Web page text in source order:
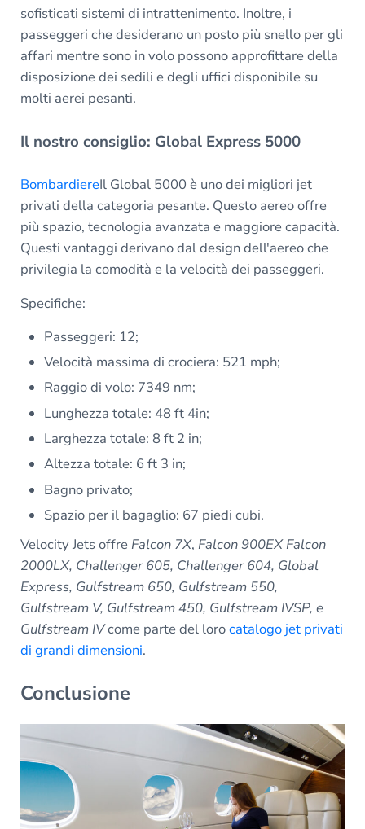
sofisticati sistemi di intrattenimento. Inoltre, i
passeggeri che desiderano un posto più snello per gli
affari mentre sono in volo possono approfittare della
disposizione dei sedili e degli uffici disponibile su
molti aerei pesanti.
Il nostro consiglio: Global Express 5000
BombardiereIl Global 5000 è uno dei migliori jet
privati della categoria pesante. Questo aereo offre
più spazio, tecnologia avanzata e maggiore capacità.
Questi vantaggi derivano dal design dell'aereo che
privilegia la comodità e la velocità dei passeggeri.
Specifiche:
Passeggeri: 12;
Velocità massima di crociera: 521 mph;
Raggio di volo: 7349 nm;
Lunghezza totale: 48 ft 4in;
Larghezza totale: 8 ft 2 in;
Altezza totale: 6 ft 3 in;
Bagno privato;
Spazio per il bagaglio: 67 piedi cubi.
Velocity Jets offre Falcon 7X, Falcon 900EX Falcon
2000LX, Challenger 605, Challenger 604, Global
Express, Gulfstream 650, Gulfstream 550,
Gulfstream V, Gulfstream 450, Gulfstream IVSP, e
Gulfstream IVcome parte del lorocatalogo jet privati
di grandi dimensioni.
Conclusione